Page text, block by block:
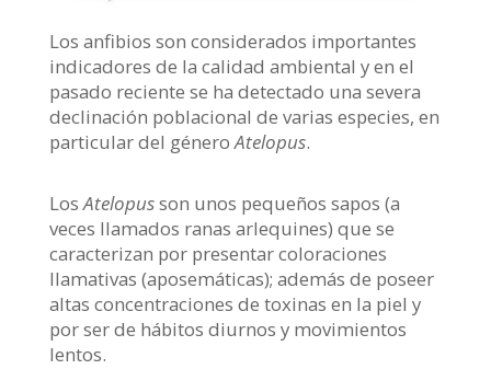
Los anfibios son considerados importantes
indicadores de la calidad ambiental y en el
pasado reciente se ha detectado una severa
declinación poblacional de varias especies, en
particular del géneroAtelopus.
LosAtelopusson unos pequeños sapos (a
veces llamados ranas arlequines) que se
caracterizan por presentar coloraciones
llamativas (aposemáticas); además de poseer
altas concentraciones de toxinas en la piel y
por ser de hábitos diurnos y movimientos
lentos.